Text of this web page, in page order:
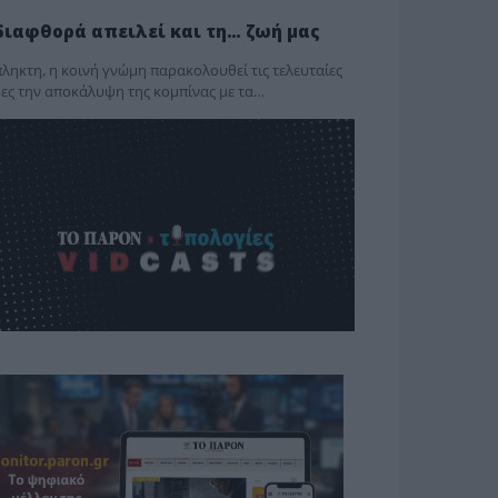
απειλεί και τη… ζωή μας
η κοινή γνώμη παρακολουθεί τις τελευταίες
την αποκάλυψη της κο­μπίνας με τα…